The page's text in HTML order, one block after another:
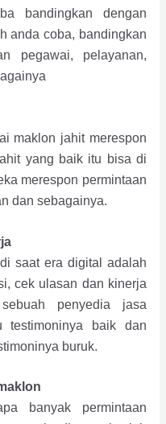
bandingkan dengan
anda coba, bandingkan
pegawai, pelayanan,
maklon jahit merespon
yang baik itu bisa di
merespon permintaan
dan sebagainya.
saat era digital adalah
cek ulasan dan kinerja
penyedia jasa
testimoninya baik dan
buruk.
banyak permintaan